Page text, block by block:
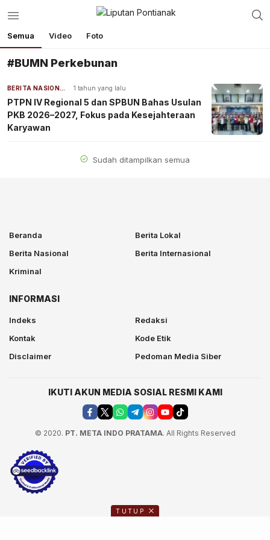
Semua Video Foto
#BUMN Perkebunan
BERITA NASIONAL 1 tahun yang lalu
PTPN IV Regional 5 dan SPBUN Bahas Usulan
PKB 2026–2027, Fokus pada Kesejahteraan
Karyawan
Sudah ditampilkan semua
Beranda
Berita Lokal
Berita Nasional
Berita Internasional
Kriminal
INFORMASI
Indeks
Redaksi
Kontak
Kode Etik
Disclaimer
Pedoman Media Siber
IKUTI AKUN MEDIA SOSIAL RESMI KAMI
© 2020. PT. META INDO PRATAMA. All Rights Reserved
TUTUP